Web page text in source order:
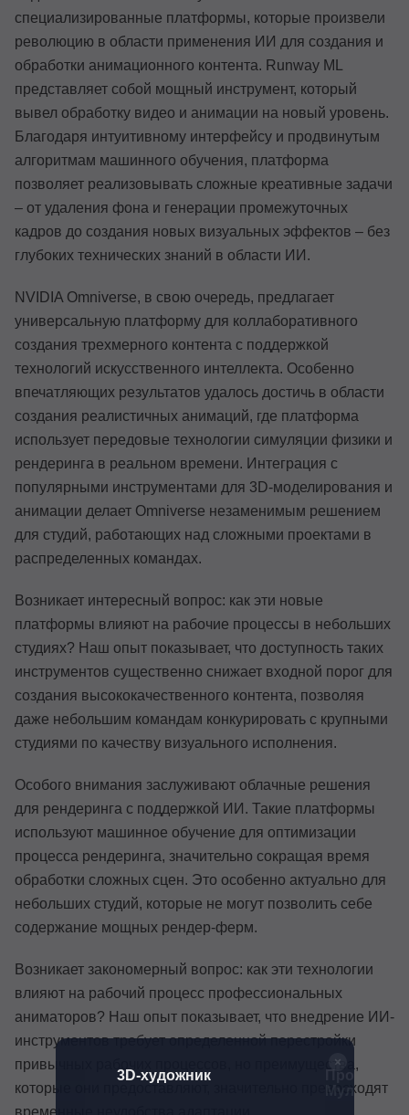
специализированные платформы, которые произвели
революцию в области применения ИИ для создания и
обработки анимационного контента. Runway ML
представляет собой мощный инструмент, который
вывел обработку видео и анимации на новый уровень.
Благодаря интуитивному интерфейсу и продвинутым
алгоритмам машинного обучения, платформа
позволяет реализовывать сложные креативные задачи
– от удаления фона и генерации промежуточных
кадров до создания новых визуальных эффектов – без
глубоких технических знаний в области ИИ.
NVIDIA Omniverse, в свою очередь, предлагает
универсальную платформу для коллаборативного
создания трехмерного контента с поддержкой
технологий искусственного интеллекта. Особенно
впечатляющих результатов удалось достичь в области
создания реалистичных анимаций, где платформа
использует передовые технологии симуляции физики и
рендеринга в реальном времени. Интеграция с
популярными инструментами для 3D-моделирования и
анимации делает Omniverse незаменимым решением
для студий, работающих над сложными проектами в
распределенных командах.
Возникает интересный вопрос: как эти новые
платформы влияют на рабочие процессы в небольших
студиях? Наш опыт показывает, что доступность таких
инструментов существенно снижает входной порог для
создания высококачественного контента, позволяя
даже небольшим командам конкурировать с крупными
студиями по качеству визуального исполнения.
Особого внимания заслуживают облачные решения
для рендеринга с поддержкой ИИ. Такие платформы
используют машинное обучение для оптимизации
процесса рендеринга, значительно сокращая время
обработки сложных сцен. Это особенно актуально для
небольших студий, которые не могут позволить себе
содержание мощных рендер-ферм.
Возникает закономерный вопрос: как эти технологии
влияют на рабочий процесс профессиональных
аниматоров? Наш опыт показывает, что внедрение ИИ-
инструментов требует определенной перестройки
привычных рабочих процессов, но преимущества,
которые они предоставляют, значительно превосходят
3D-художник
Профессия